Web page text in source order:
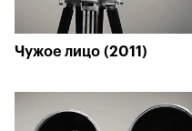
Чужое лицо (2011)